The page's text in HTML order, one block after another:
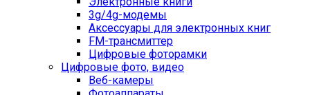
3g/4g-модемы
Аксессуары для электронных книг
FM-трансмиттер
Цифровые фоторамки
Цифровые фото, видео
Веб-камеры